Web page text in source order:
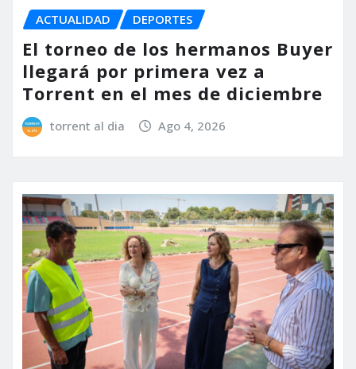
ACTUALIDAD DEPORTES
El torneo de los hermanos Buyer
llegará por primera vez a
Torrent en el mes de diciembre
torrent al dia Ago 4, 2026